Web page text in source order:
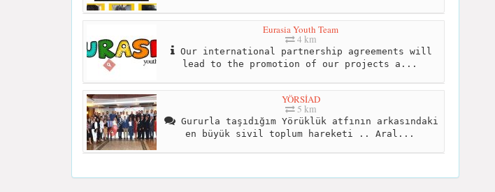
Eurasia Youth Team
4 km
Our international partnership agreements will
lead to the promotion of our projects a...
YÖRSİAD
5 km
Gururla taşıdığım Yörüklük atfının arkasındaki
en büyük sivil toplum hareketi .. Aral...